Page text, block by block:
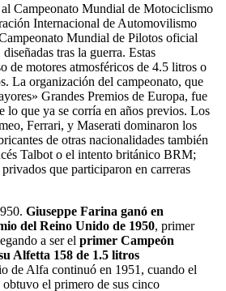
Campeonato Mundial de Motociclismo
Internacional de Automovilismo
Mundial de Pilotos oficial
tras la guerra. Estas
de motores atmosféricos de 4.5 litros o
La organización del campeonato, que
Grandes Premios de Europa, fue
lo que ya se corría en años previos. Los
Ferrari, y Maserati dominaron los
de otras nacionalidades también
Talbot o el intento británico BRM;
que participaron en carreras
Giuseppe Farina ganó en
del Reino Unido de 1950, primer
a ser el primer Campeón
Alfetta 158 de 1.5 litros
de Alfa continuó en 1951, cuando el
el primero de sus cinco